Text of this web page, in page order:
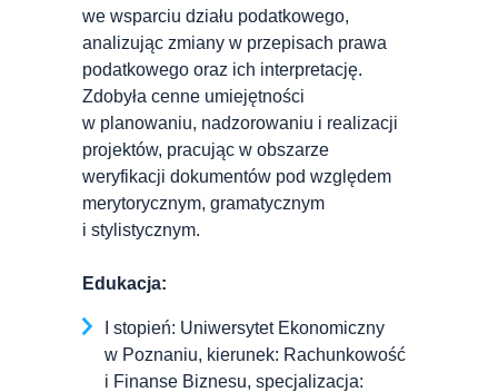
we wsparciu działu podatkowego,
analizując zmiany w przepisach prawa
podatkowego oraz ich interpretację.
Zdobyła cenne umiejętności
w planowaniu, nadzorowaniu i realizacji
projektów, pracując w obszarze
weryfikacji dokumentów pod względem
merytorycznym, gramatycznym
i stylistycznym.
Edukacja:
I stopień: Uniwersytet Ekonomiczny
w Poznaniu, kierunek: Rachunkowość
i Finanse Biznesu, specjalizacja: